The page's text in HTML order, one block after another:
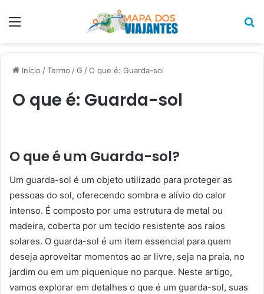
Menu
Início /Termo /G /O que é: Guarda-sol
O que é: Guarda-sol
O que é um Guarda-sol?
Um guarda-sol é um objeto utilizado para proteger as
pessoas do sol, oferecendo sombra e alívio do calor
intenso. É composto por uma estrutura de metal ou
madeira, coberta por um tecido resistente aos raios
solares. O guarda-sol é um item essencial para quem
deseja aproveitar momentos ao ar livre, seja na praia, no
jardim ou em um piquenique no parque. Neste artigo,
vamos explorar em detalhes o que é um guarda-sol, suas